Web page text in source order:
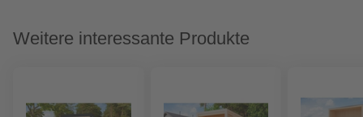
Weitere interessante Produkte